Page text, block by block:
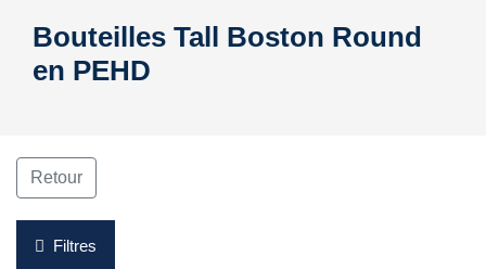
Bouteilles Tall Boston Round
en PEHD
Retour
Filtres